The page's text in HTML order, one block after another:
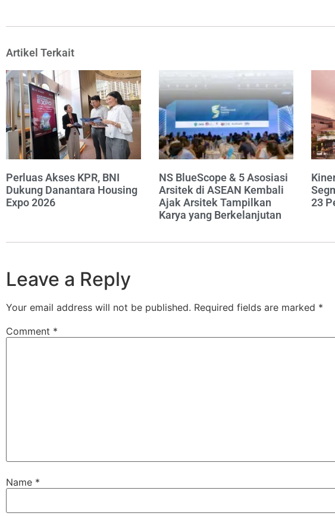
Artikel Terkait
Perluas Akses KPR, BNI
Dukung Danantara Housing
Expo 2026
NS BlueScope & 5 Asosiasi
Arsitek di ASEAN Kembali
Ajak Arsitek Tampilkan
Karya yang Berkelanjutan
23
Leave a Reply
Your email address will not be published. Required fields are marked *
Comment *
Name *